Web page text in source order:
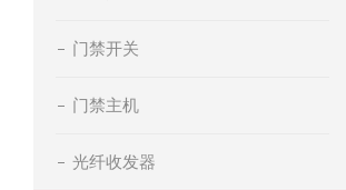
门禁开关
门禁主机
光纤收发器